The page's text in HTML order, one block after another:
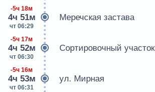
-5ч 18м
4ч 51м
чт 06:29
Меречская застава
-5ч 17м
4ч 52м
чт 06:30
Сортировочный участок
-5ч 16м
4ч 53м
чт 06:31
ул. Мирная